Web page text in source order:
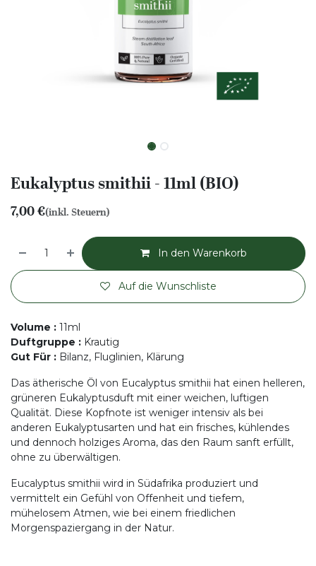
Eukalyptus smithii - 11ml (BIO)
7,00€(inkl. Steuern)
In den Warenkorb
Auf die Wunschliste
Volume : 11ml
Duftgruppe : Krautig
Gut Für : Bilanz, Fluglinien, Klärung
Das ätherische Öl von Eucalyptus smithii hat einen helleren,
grüneren Eukalyptusduft mit einer weichen, luftigen
Qualität. Diese Kopfnote ist weniger intensiv als bei
anderen Eukalyptusarten und hat ein frisches, kühlendes
und dennoch holziges Aroma, das den Raum sanft erfüllt,
ohne zu überwältigen.
Eucalyptus smithii wird in Südafrika produziert und
vermittelt ein Gefühl von Offenheit und tiefem,
mühelosem Atmen, wie bei einem friedlichen
Morgenspaziergang in der Natur.